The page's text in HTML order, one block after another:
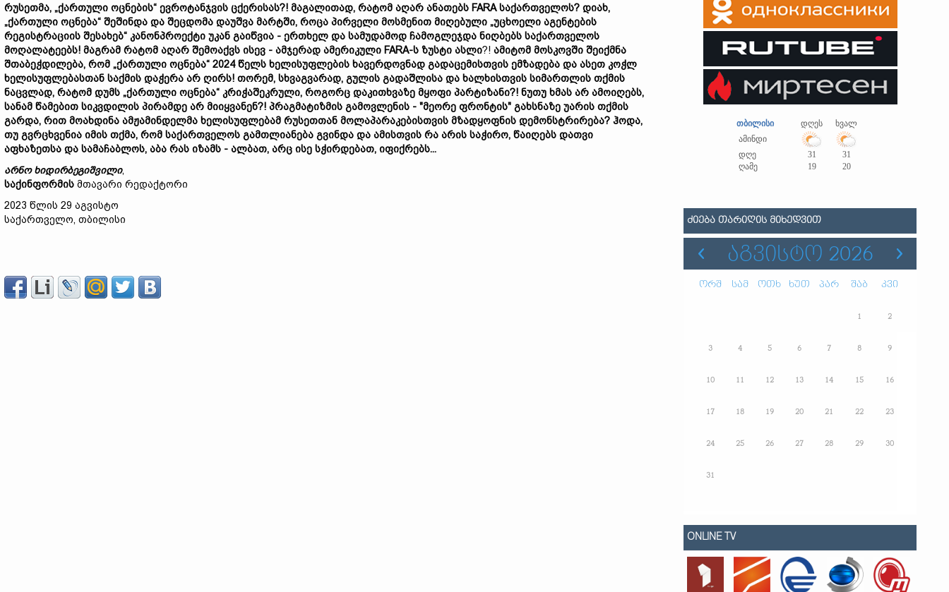
რუსეთმა, „ქართული ოცნების“ ევროტანჯვის ცქერისას?! მაგალითად, რატომ აღარ ანათებს FARA საქართველოს? დიახ,
„ქართული ოცნება“ შეშინდა და შეცდომა დაუშვა მარტში, როცა პირველი მოსმენით მიღებული „უცხოელი აგენტების
რეგისტრაციის შესახებ“ კანონპროექტი უკან გაიწვია - ერთხელ და სამუდამოდ ჩამოგლეჯდა ნიღბებს საქართველოს
მოღალატეებს! მაგრამ რატომ აღარ შემოაქვს ისევ - ამჯერად ამერიკული FARA-ს ზუსტი ასლი?! ამიტომ მოსკოვში შეიქმნა
შთაბეჭდილება, რომ „ქართული ოცნება“ 2024წელს ხელისუფლების ხავერდოვნად გადაცემისთვის ემზადება და ასეთ კოჭლ
ხელისუფლებასთან საქმის დაჭერა არ ღირს! თორემ, სხვაგვარად, გულის გადაშლისა და ხალხისთვის სიმართლის თქმის
ნაცვლად, რატომ დუმს „ქართული ოცნება“ კრიჭაშეკრული, როგორც დაკითხვაზე მყოფი პარტიზანი?! ნუთუ ხმას არ ამოიღებს,
სანამ წამებით სიკვდილის პირამდე არ მიიყვანენ?! პრაგმატიზმის გამოვლენის - "მეორე ფრონტის" გახსნაზე უარის თქმის
გარდა, რით მოახდინა ამჟამინდელმა ხელისუფლებამ რუსეთთან მოლაპარაკებისთვის მზადყოფნის დემონსტრირება? ჰოდა,
თუ გვრცხვენია იმის თქმა, რომ საქართველოს გამთლიანება გვინდა და ამისთვის რა არის საჭირო, წაიღებს დათვი
აფხაზეთსა და სამაჩაბლოს, აბა რას იზამს - ალბათ, არც ისე სჭირდებათ, იფიქრებს...
არნოხიდირბეგიშვილი,
საქინფორმის მთავარი რედაქტორი
2023 წლის 29 აგვისტო
საქართველო, თბილისი
თბილისი დღეს
ხვალ
ამინდი
დღე
31
31
ღამე
19 20
ᲫᲘᲔᲑᲐ ᲗᲐᲠᲘᲦᲘᲡ ᲛᲘᲮᲔᲓᲕᲘᲗ
ᲐᲒᲕᲘᲡᲢᲝ 2026
ორშ სამ ოთხ ხუთ პარ შაბ კვი
1 2
3 4 5 6 7 8 9
10 11 12 13 14 15 16
17 18 19 20 21 22 23
24 25 26 27 28 29 30
31
ONLINE TV